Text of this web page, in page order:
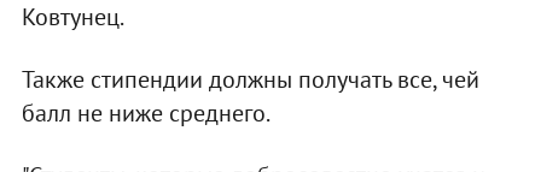
Ковтунец.
Также стипендии должны получать все, чей
балл не ниже среднего.